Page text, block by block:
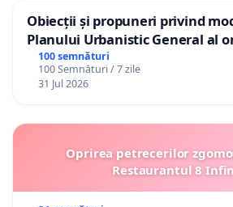
Obiecții și propuneri privind
Planului Urbanistic General al
100 semnături
100 Semnături / 7 zile
31 Jul 2026
Oprirea petrecerilor
Restaurantul 8